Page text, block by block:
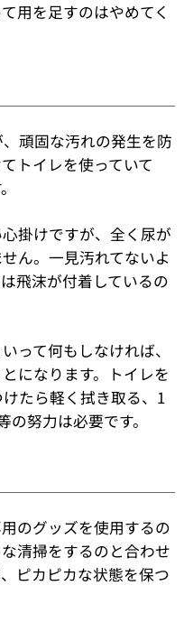
用を足すのはやめてく
頑固な汚れの発生を防
トイレを使っていて
掛けですが、全く尿が
ん。一見汚れてないよ
飛沫が付着しているの
って何もしなければ、
になります。トイレを
たら軽く拭き取る、1
努力は必要です。
のグッズを使用するの
清掃をするのと合わせ
ピカピカな状態を保つ